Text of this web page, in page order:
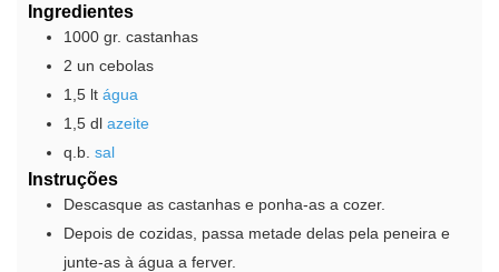
Ingredientes
1000 gr. castanhas
2 un cebolas
1,5 lt água
1,5 dl azeite
q.b. sal
Instruções
Descasque as castanhas e ponha-as a cozer.
Depois de cozidas, passa metade delas pela peneira e
junte-as à água a ferver.